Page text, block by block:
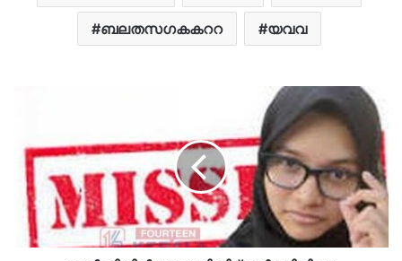
ബലതസഗകകററ യവവ